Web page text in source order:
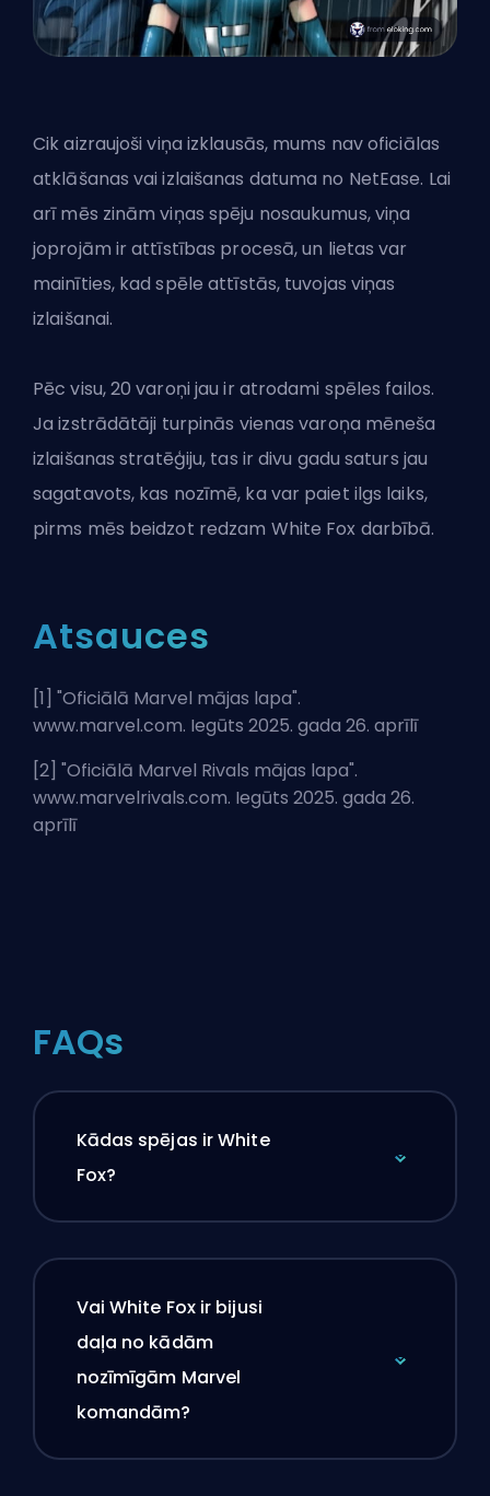
Cik aizraujoši viņa izklausās, mums nav oficiālas
atklāšanas vai izlaišanas datuma no NetEase. Lai
arī mēs zinām viņas spēju nosaukumus, viņa
joprojām ir attīstības procesā, un lietas var
mainīties, kad spēle attīstās, tuvojas viņas
izlaišanai.
Pēc visu, 20 varoņi jau ir atrodami spēles failos.
Ja izstrādātāji turpinās vienas varoņa mēneša
izlaišanas stratēģiju, tas ir divu gadu saturs jau
sagatavots, kas nozīmē, ka var paiet ilgs laiks,
pirms mēs beidzot redzam White Fox darbībā.
Atsauces
[1] "Oficiālā Marvel mājas lapa".
www.marvel.com. Iegūts 2025. gada 26. aprīlī
[2] "Oficiālā Marvel Rivals mājas lapa".
www.marvelrivals.com. Iegūts 2025. gada 26.
aprīlī
FAQs
Kādas spējas ir White
Fox?
Vai White Fox ir bijusi
daļa no kādām
nozīmīgām Marvel
komandām?